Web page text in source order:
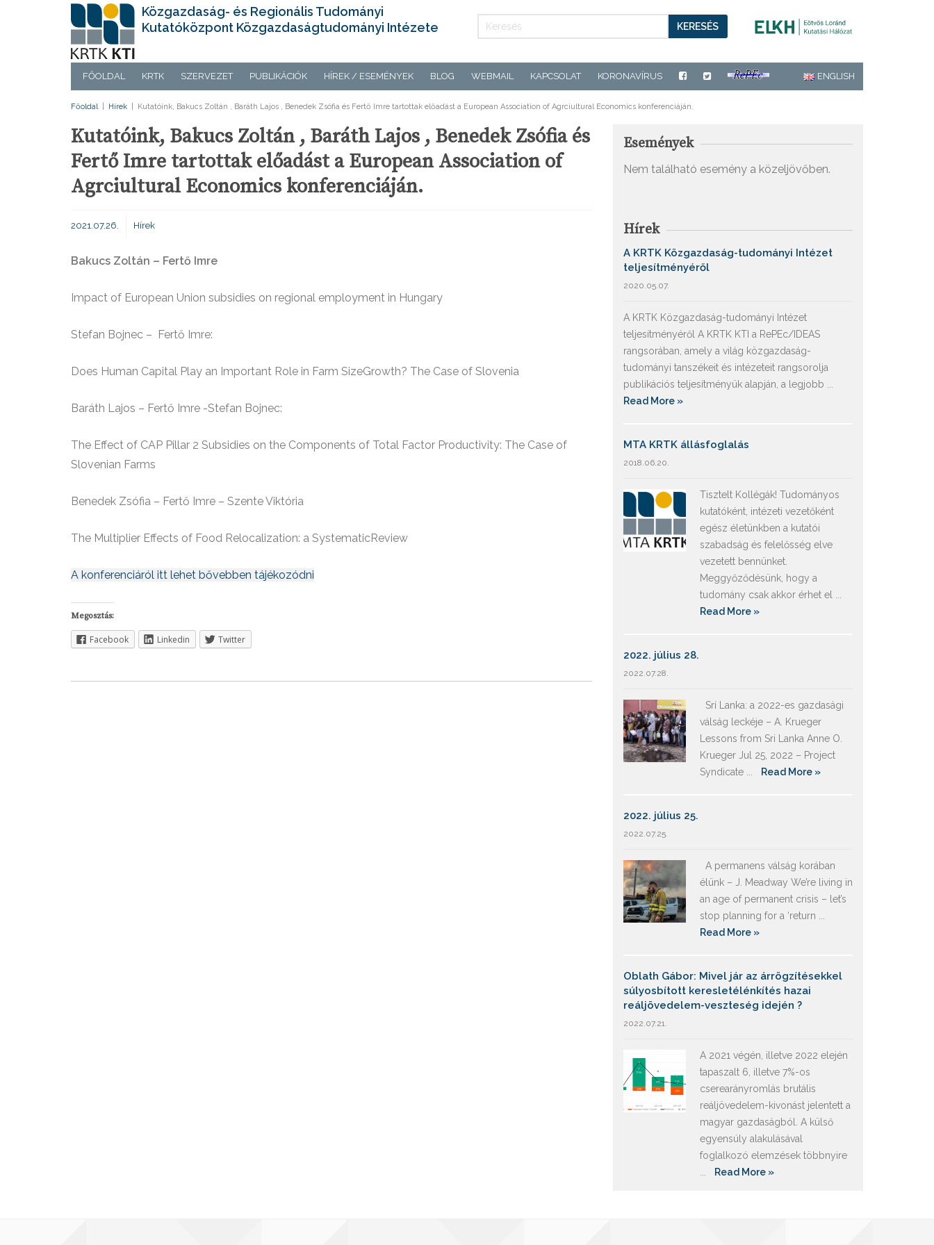
Közgazdaság- és Regionális Tudományi
Kutatóközpont Közgazdaságtudományi Intézete
KERESÉS
FŐOLDAL KRTK SZERVEZET PUBLIKÁCIÓK HÍREK / ESEMÉNYEK BLOG WEBMAIL KAPCSOLAT KORONAVÍRUS ENGLISH
Főoldal Hírek Kutatóink, Bakucs Zoltán , Baráth Lajos , Benedek Zsófia és Fertő Imre tartottak előadást a European Association of Agrciultural Economics konferenciáján.
Kutatóink, Bakucs Zoltán , Baráth Lajos , Benedek Zsófia és
Fertő Imre tartottak előadást a European Association of
Agrciultural Economics konferenciáján.
2021.07.26. Hírek
Bakucs Zoltán – Fertő Imre
Impact of European Union subsidies on regional employment in Hungary
Stefan Bojnec – Fertő Imre:
Does Human Capital Play an Important Role in Farm SizeGrowth? The Case of Slovenia
Baráth Lajos – Fertő Imre -Stefan Bojnec:
The Effect of CAP Pillar 2 Subsidies on the Components of Total Factor Productivity: The Case of
Slovenian Farms
Benedek Zsófia – Fertő Imre – Szente Viktória
The Multiplier Effects of Food Relocalization: a SystematicReview
A konferenciáról itt lehet bővebben tájékozódni
Megosztás:
Facebook Linkedin Twitter
Események
Nem található esemény a közeljövőben.
Hírek
A KRTK Közgazdaság-tudományi Intézet
teljesítményéről
2020.05.07.
A KRTK Közgazdaság-tudományi Intézet
teljesítményéről A KRTK KTI a RePEc/IDEAS
rangsorában, amely a világ közgazdaság-
tudományi tanszékeit és intézeteit rangsorolja
publikációs teljesítményük alapján, a legjobb ...
Read More »
MTA KRTK állásfoglalás
2018.06.20.
Tisztelt Kollégák! Tudományos
kutatóként, intézeti vezetőként
egész életünkben a kutatói
szabadság és felelősség elve
vezetett bennünket.
Meggyőződésünk, hogy a
tudomány csak akkor érhet el ...
Read More »
2022. július 28.
2022.07.28.
Srí Lanka: a 2022-es gazdasági
válság leckéje – A. Krueger
Lessons from Sri Lanka Anne O.
Krueger Jul 25, 2022 – Project
Syndicate ...
Read More »
2022. július 25.
2022.07.25.
A permanens válság korában
élünk – J. Meadway We’re living in
an age of permanent crisis – let’s
stop planning for a ‘return ...
Read More »
Oblath Gábor: Mivel jár az árrögzítésekkel
súlyosbított keresletélénkítés hazai
reáljövedelem-veszteség idején ?
2022.07.21.
A 2021 végén, illetve 2022 elején
tapaszalt 6, illetve 7%-os
cserearányromlás brutális
reáljövedelem-kivonást jelentett a
magyar gazdaságból. A külső
egyensúly alakulásával
foglalkozó elemzések többnyire
Read More »